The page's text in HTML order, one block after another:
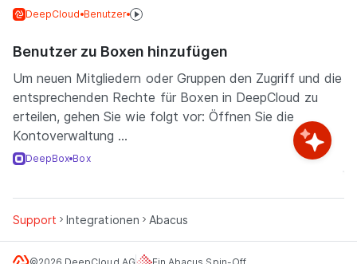
DeepCloud Benutzer
Benutzer zu Boxen hinzufügen
Um neuen Mitgliedern oder Gruppen den Zugriff und die
entsprechenden Rechte für Boxen in DeepCloud zu
erteilen, gehen Sie wie folgt vor: Öffnen Sie die
Kontoverwaltung ...
DeepBox Box
Support Integrationen Abacus